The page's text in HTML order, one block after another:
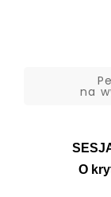
na
O